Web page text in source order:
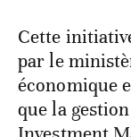
Cette
par le
économique
que la